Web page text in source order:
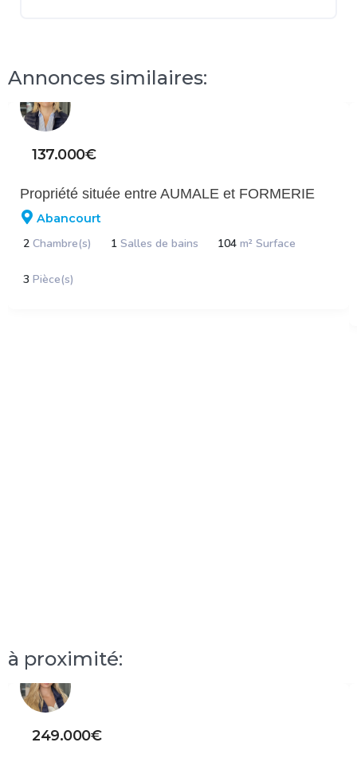
Annonces similaires:
137.000€
Propriété située entre AUMALE et FORMERIE
Abancourt
2 Chambre(s) 1 Salles de bains 104 m² Surface
3 Pièce(s)
à proximité:
249.000€